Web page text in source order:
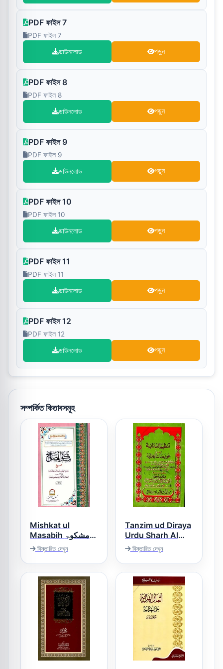
PDF ফাইল 7
PDF ফাইল 7
ডাউনলোড পড়ুন
PDF ফাইল 8
PDF ফাইল 8
ডাউনলোড পড়ুন
PDF ফাইল 9
PDF ফাইল 9
ডাউনলোড পড়ুন
PDF ফাইল 10
PDF ফাইল 10
ডাউনলোড পড়ুন
PDF ফাইল 11
PDF ফাইল 11
ডাউনলোড পড়ুন
PDF ফাইল 12
PDF ফাইল 12
ডাউনলোড পড়ুন
সম্পর্কিত কিতাবসমূহ
Mishkat ul
Masabih مشکوۃ
المصابیح
বিস্তারিত দেখুন
Tanzim ud Diraya
Urdu Sharh Al
Hidaya Vol 3,4
تنظیم الدرایہ لحل
عویضات الھدایہ
বিস্তারিত দেখুন